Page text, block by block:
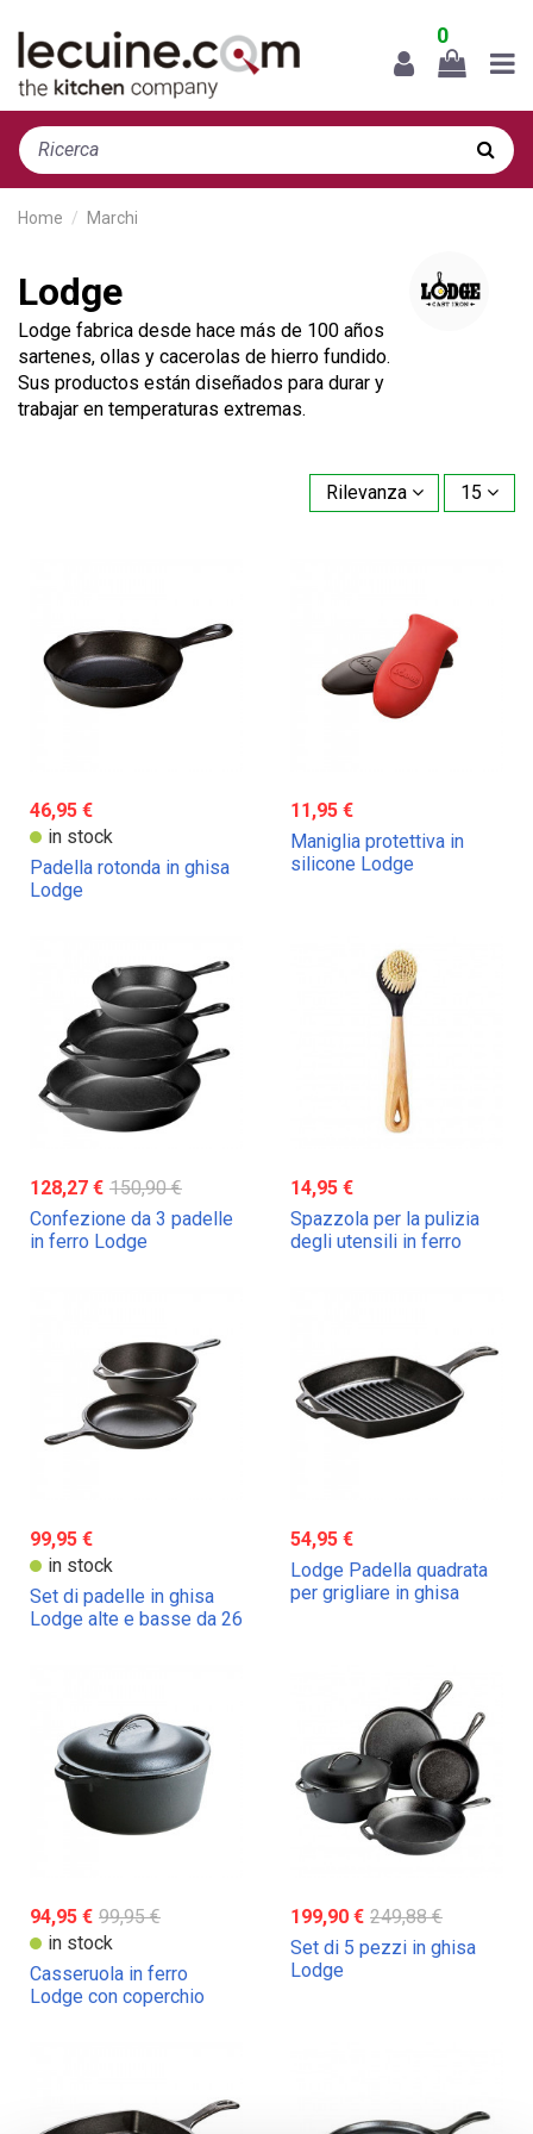
0
Home Marchi
Lodge
Lodge fabrica desde hace más de 100 años
sartenes, ollas y cacerolas de hierro fundido.
Sus productos están diseñados para durar y
trabajar en temperaturas extremas.
Rilevanza 15
46,95 €
in stock
Padella rotonda in ghisa
Lodge
11,95 €
Maniglia protettiva in
silicone Lodge
128,27 € 150,90 €
Confezione da 3 padelle
in ferro Lodge
14,95 €
Spazzola per la pulizia
degli utensili in ferro
99,95 €
in stock
Set di padelle in ghisa
Lodge alte e basse da 26
54,95 €
Lodge Padella quadrata
per grigliare in ghisa
94,95 € 99,95 €
in stock
Casseruola in ferro
Lodge con coperchio
199,90 € 249,88 €
Set di 5 pezzi in ghisa
Lodge